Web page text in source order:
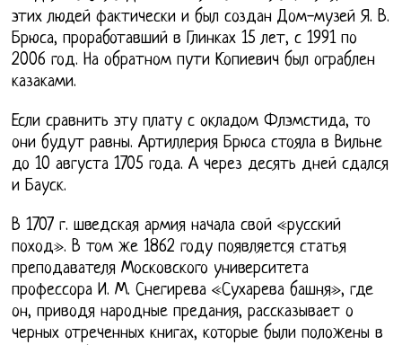
этих людей фактически и был создан Дом-музей Я. В.
Брюса, проработавший в Глинках 15 лет, с 1991 по
2006 год. На обратном пути Копиевич был ограблен
казаками.
Если сравнить эту плату с окладом Флэмстида, то
они будут равны. Артиллерия Брюса стояла в Вильне
до 10 августа 1705 года. А через десять дней сдался
и Бауск.
В 1707 г. шведская армия начала свой «русский
поход». В том же 1862 году появляется статья
преподавателя Московского университета
профессора И. М. Снегирева «Сухарева башня», где
он, приводя народные предания, рассказывает о
черных отреченных книгах, которые были положены в